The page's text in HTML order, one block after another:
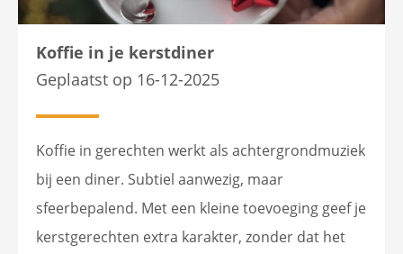
Koffie in je kerstdiner
Geplaatst op 16-12-2025
Koffie in gerechten werkt als achtergrondmuziek
bij een diner. Subtiel aanwezig, maar
sfeerbepalend. Met een kleine toevoeging geef je
kerstgerechten extra karakter, zonder dat het